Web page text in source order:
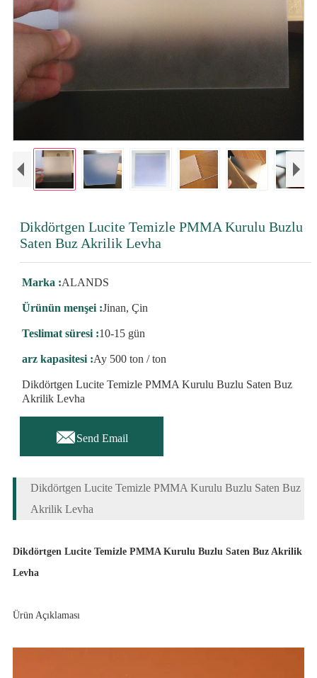
Dikdörtgen Lucite Temizle PMMA Kurulu Buzlu
Saten Buz Akrilik Levha
Marka :ALANDS
Ürünün menşei :Jinan, Çin
Teslimat süresi :10-15 gün
arz kapasitesi :Ay 500 ton / ton
Dikdörtgen Lucite Temizle PMMA Kurulu Buzlu Saten Buz
Akrilik Levha
Send Email
Dikdörtgen Lucite Temizle PMMA Kurulu Buzlu Saten Buz
Akrilik Levha
Dikdörtgen Lucite Temizle PMMA Kurulu Buzlu Saten Buz Akrilik
Levha
Ürün Açıklaması